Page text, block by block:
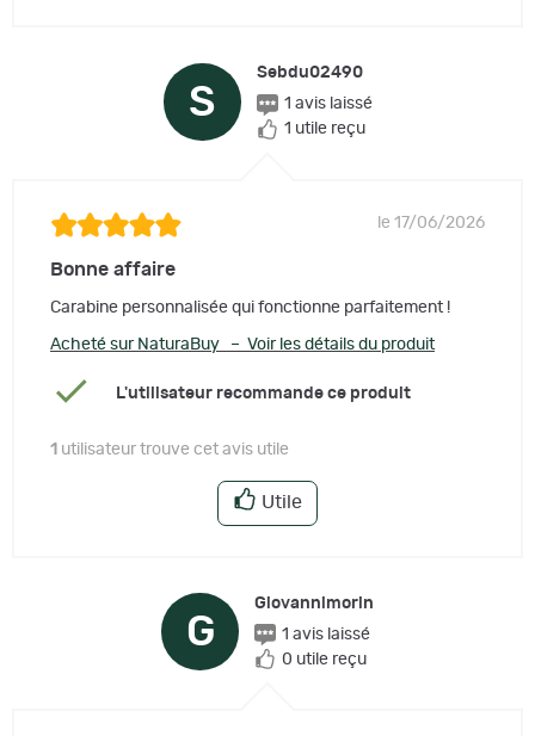
S
Sebdu02490
1 avis laissé
1 utile reçu
le 17/06/2026
Bonne affaire
Carabine personnalisée qui fonctionne parfaitement !
Acheté sur NaturaBuy – Voir les détails du produit
L'utilisateur recommande ce produit
1 utilisateur trouve cet avis utile
Utile
G
Giovannimorin
1 avis laissé
0 utile reçu